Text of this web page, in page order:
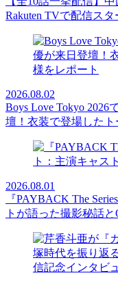
Rakuten TVで配信スタ
2026.08.02
Boys Love Tokyo
壇！衣装で登場した
2026.08.01
『PAYBACK The
トが語った撮影秘話